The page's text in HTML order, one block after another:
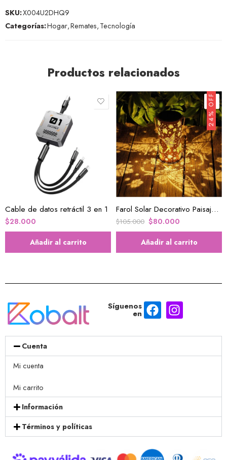
SKU:X004U2DHQ9
Categorías:Hogar,Remates,Tecnología
Productos relacionados
Cable de datos retráctil 3 en 1
$28.000
Añadir al carrito
24% OFF
Farol Solar Decorativo Paisaje Jardin Recargable
$105.000 $80.000
Añadir al carrito
Síguenos
en
Cuenta
Mi cuenta
Mi carrito
Información
Términos y políticas